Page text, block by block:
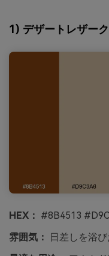
1) デザートレザー
HEX： #8B4513
雰囲気：
日差しを浴